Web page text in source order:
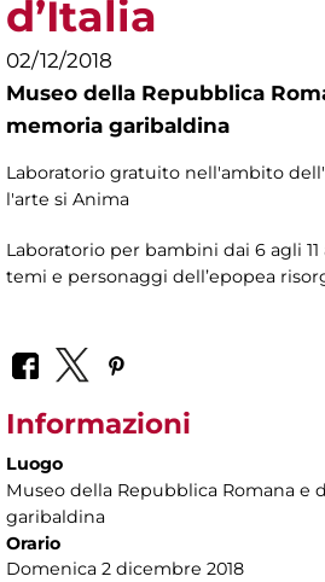
d’Italia
02/12/2018
Museo della Repubblica
memoria garibaldina
Laboratorio gratuito nell'ambito
l'arte si Anima
Laboratorio per bambini dai 6 agli
temi e personaggi dell’epopea
Informazioni
Luogo
Museo della Repubblica Romana e
garibaldina
Orario
Domenica 2 dicembre 2018